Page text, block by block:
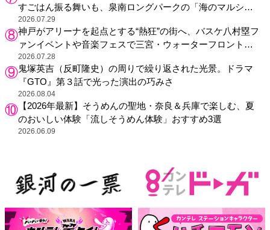
すごはん振る舞いも、泉南ロングパークの「海のマルシ
ェ」がリニューアル！
2026.07.29
神戸がアリーナを起点とする“熱狂”の街へ、バスケ八村塁フ
ァンイベントや音楽フェスで三宮・ウォーターフロントを
活性化
2026.07.28
鬼塚英吉（反町隆史）の周りで繰り返された光景。ドラマ
『GTO』第３話で光った演出の巧みさ
2026.08.04
【2026年最新】そうめんの聖地・奈良＆兵庫で楽しむ、夏
のおいしい体験「流しそうめん体験」おすすめ3選
2026.06.09